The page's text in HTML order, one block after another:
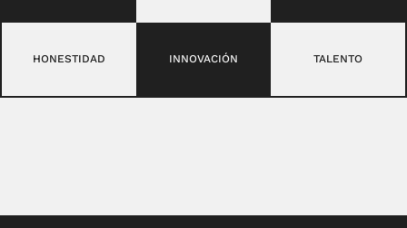
HONESTIDAD INNOVACIÓN TALENTO